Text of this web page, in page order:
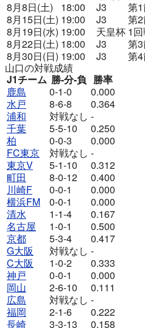
8月8日(土)
18:00 J3 第
8月15日(土) 19:00 J3 第
8月19日(水) 19:00 天皇杯 1
8月22日(土) 18:00 J3 第
8月30日(日) 19:00 J3 第
山口の対戦成績
J1チーム 勝-分-負 勝率
鹿島
0-1-0
0.000
水戸
8-6-8
0.364
浦和
対戦なし -
千葉
5-5-10
0.250
柏
0-0-3
0.000
FC東京
対戦なし -
東京V
5-1-10
0.312
町田
8-0-12
0.400
川崎F
0-0-1
0.000
横浜FM
0-0-1
0.000
清水
1-1-4
0.167
名古屋
1-0-1
0.500
京都
5-3-4
0.417
G大阪
対戦なし -
C大阪
1-0-2
0.333
神戸
0-0-1
0.000
岡山
2-6-10
0.111
広島
対戦なし -
福岡
2-1-6
0.222
長崎
3-3-13 0.158